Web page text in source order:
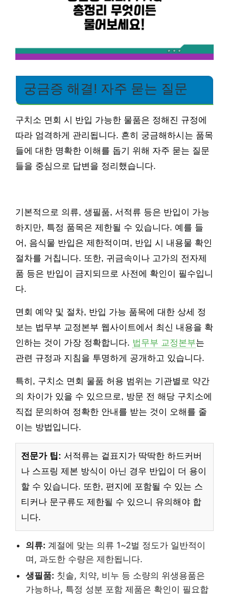
궁금증 해결! 자주 묻는 질문
구치소 면회 시 반입 가능한 물품은 정해진 규정에
따라 엄격하게 관리됩니다. 흔히 궁금해하시는 품목
들에 대한 명확한 이해를 돕기 위해 자주 묻는 질문
들을 중심으로 답변을 정리했습니다.
기본적으로 의류, 생필품, 서적류 등은 반입이 가능
하지만, 특정 품목은 제한될 수 있습니다. 예를 들
어, 음식물 반입은 제한적이며, 반입 시 내용물 확인
절차를 거칩니다. 또한, 귀금속이나 고가의 전자제
품 등은 반입이 금지되므로 사전에 확인이 필수입니
다.
면회 예약 및 절차, 반입 가능 품목에 대한 상세 정
보는 법무부 교정본부 웹사이트에서 최신 내용을 확
인하는 것이 가장 정확합니다. 법무부 교정본부는
관련 규정과 지침을 투명하게 공개하고 있습니다.
특히, 구치소 면회 물품 허용 범위는 기관별로 약간
의 차이가 있을 수 있으므로, 방문 전 해당 구치소에
직접 문의하여 정확한 안내를 받는 것이 오해를 줄
이는 방법입니다.
전문가 팁: 서적류는 겉표지가 딱딱한 하드커버
나 스프링 제본 방식이 아닌 경우 반입이 더 용이
할 수 있습니다. 또한, 편지에 포함될 수 있는 스
티커나 문구류도 제한될 수 있으니 유의해야 합
니다.
의류: 계절에 맞는 의류 1~2벌 정도가 일반적이
며, 과도한 수량은 제한됩니다.
생필품: 칫솔, 치약, 비누 등 소량의 위생용품은
가능하나, 특정 성분 포함 제품은 확인이 필요합